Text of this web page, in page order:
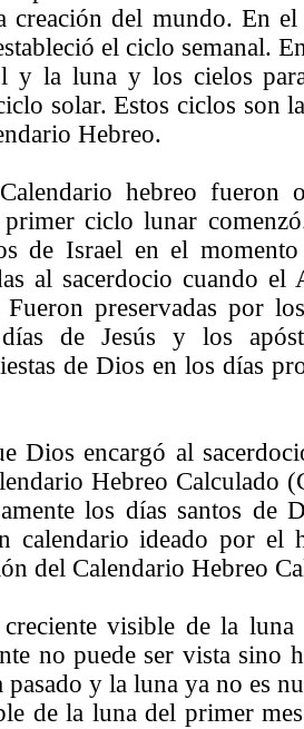
creación del mundo. En
el ciclo semanal.
y la luna y los cielos
solar. Estos ciclos son
Hebreo.
hebreo fueron
ciclo lunar
de Israel en el
al sacerdocio cuando el
preservadas por
de Jesús y los
de Dios en los días
Dios encargó al
Hebreo Calculado
los días santos de
calendario ideado por el
del Calendario Hebreo
visible de la luna
no puede ser vista sino
y la luna ya no es
de la luna del primer